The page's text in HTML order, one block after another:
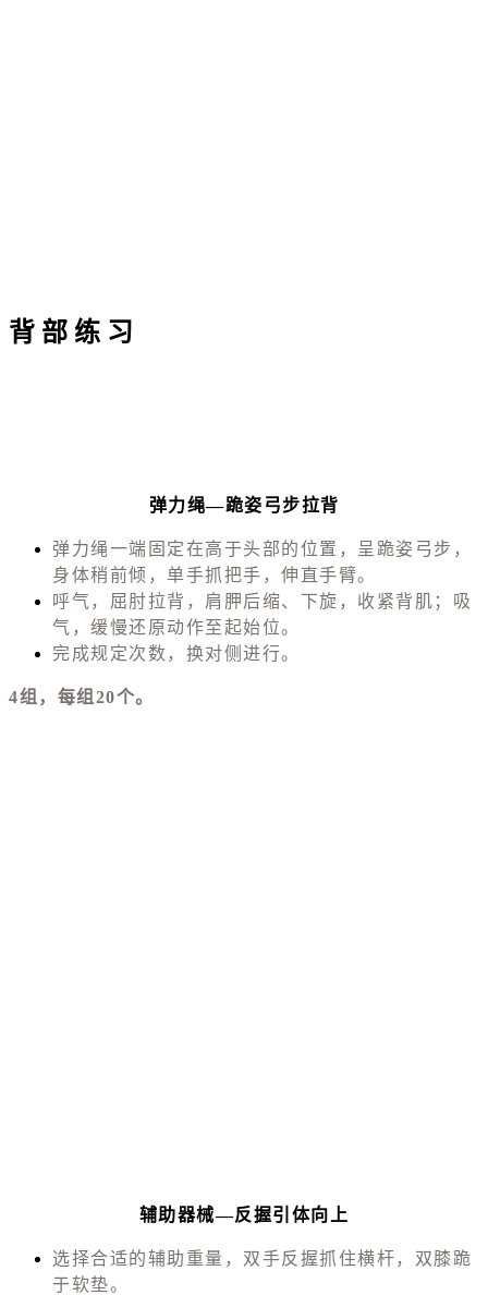
背 部 练 习
弹力绳—跪姿弓步拉背
弹力绳一端固定在高于头部的位置，呈跪姿弓步，
身体稍前倾，单手抓把手，伸直手臂。
呼气，屈肘拉背，肩胛后缩、下旋，收紧背肌；吸
气，缓慢还原动作至起始位。
完成规定次数，换对侧进行。
4组，每组20个。
辅助器械—反握引体向上
选择合适的辅助重量，双手反握抓住横杆，双膝跪
于软垫。